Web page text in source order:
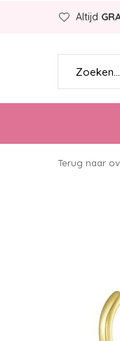
Altijd
Terug naar